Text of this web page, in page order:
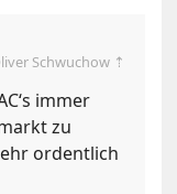
Schwuchow ⇡
immer
zu
ordentlich